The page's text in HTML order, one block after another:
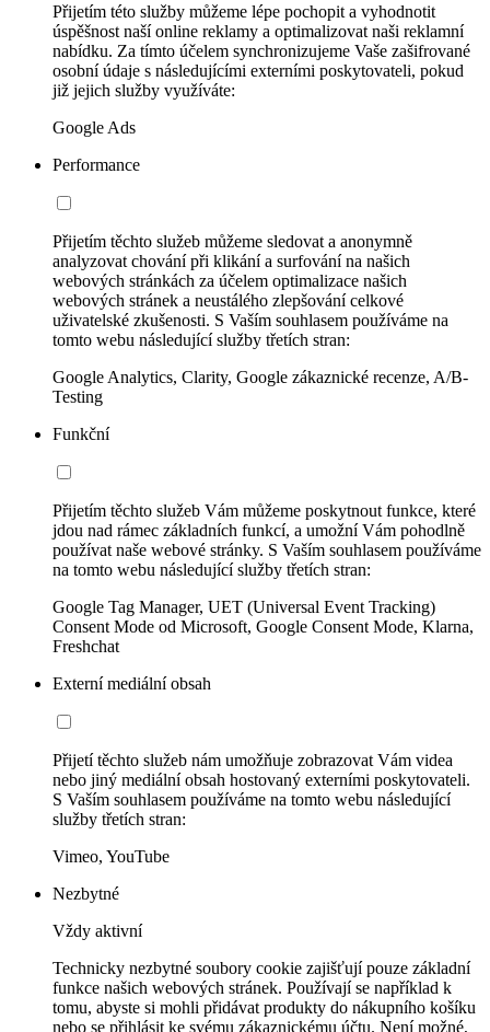
Přijetím této služby můžeme lépe pochopit a vyhodnotit
úspěšnost naší online reklamy a optimalizovat naši reklamní
nabídku. Za tímto účelem synchronizujeme Vaše zašifrované
osobní údaje s následujícími externími poskytovateli, pokud
již jejich služby využíváte:
Google Ads
Performance
Přijetím těchto služeb můžeme sledovat a anonymně
analyzovat chování při klikání a surfování na našich
webových stránkách za účelem optimalizace našich
webových stránek a neustálého zlepšování celkové
uživatelské zkušenosti. S Vaším souhlasem používáme na
tomto webu následující služby třetích stran:
Google Analytics, Clarity, Google zákaznické recenze, A/B-
Testing
Funkční
Přijetím těchto služeb Vám můžeme poskytnout funkce, které
jdou nad rámec základních funkcí, a umožní Vám pohodlně
používat naše webové stránky. S Vaším souhlasem používáme
na tomto webu následující služby třetích stran:
Google Tag Manager, UET (Universal Event Tracking)
Consent Mode od Microsoft, Google Consent Mode, Klarna,
Freshchat
Externí mediální obsah
Přijetí těchto služeb nám umožňuje zobrazovat Vám videa
nebo jiný mediální obsah hostovaný externími poskytovateli.
S Vaším souhlasem používáme na tomto webu následující
služby třetích stran:
Vimeo, YouTube
Nezbytné
Vždy aktivní
Technicky nezbytné soubory cookie zajišťují pouze základní
funkce našich webových stránek. Používají se například k
tomu, abyste si mohli přidávat produkty do nákupního košíku
nebo se přihlásit ke svému zákaznickému účtu. Není možné,